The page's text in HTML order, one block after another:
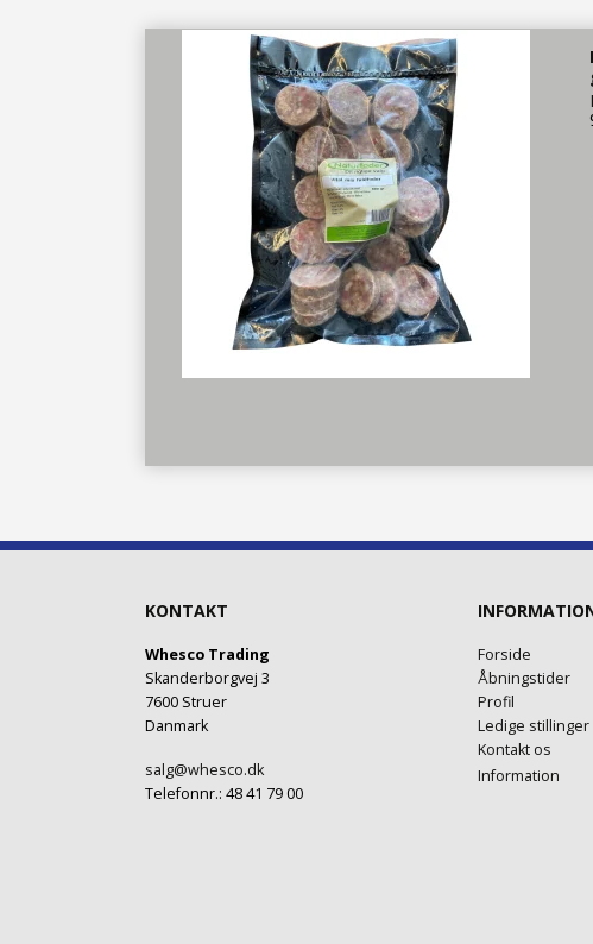
KONTAKT
Whesco Trading
Skanderborgvej 3
7600 Struer
Danmark
salg@whesco.dk
Telefonnr.: 48 41 79 00
Forside
Åbningstider
Profil
Ledige stillinger
Kontakt os
Information